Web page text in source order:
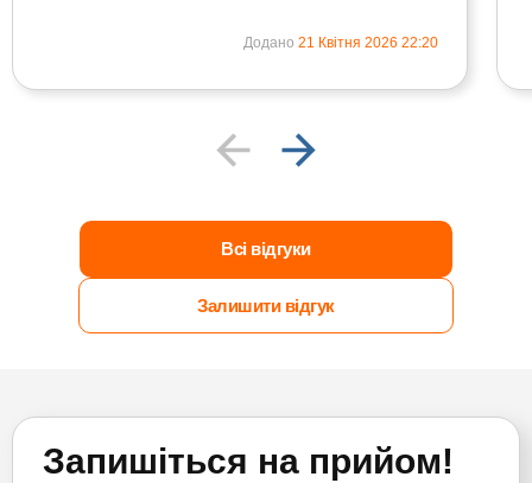
Додано 21 Квітня 2026 22:20
Всі відгуки
Залишити відгук
Запишіться на прийом!